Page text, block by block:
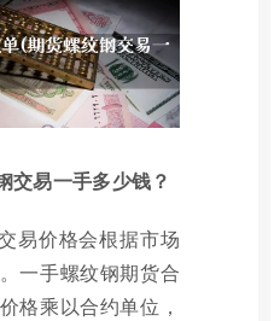
交易一手多少钱？
易价格会根据市场
一手螺纹钢期货合
格乘以合约单位，